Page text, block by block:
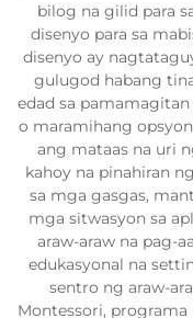
bilog na gilid para
disenyo para sa
disenyo ay
gulugod habang
edad sa
o maramihang
ang mataas na uri
kahoy na pinahiran
sa mga gasgas,
mga sitwasyon sa
araw-araw na pag-
edukasyonal na
sentro ng araw-
Montessori,